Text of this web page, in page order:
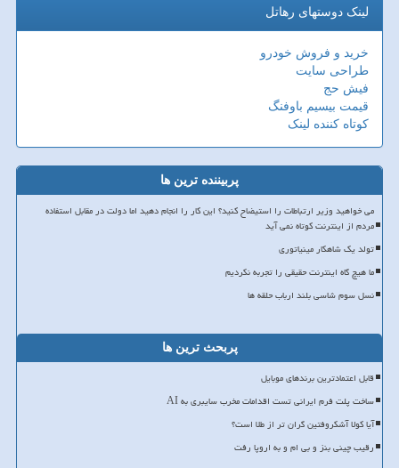
لینک دوستهای رهاتل
خرید و فروش خودرو
طراحی سایت
فیش حج
قیمت بیسیم باوفنگ
کوتاه کننده لینک
پربیننده ترین ها
می خواهید وزیر ارتباطات را استیضاح کنید؟ این کار را انجام دهید اما دولت در مقابل استفاده
مردم از اینترنت کوتاه نمی آید
تولد یک شاهکار مینیاتوری
ما هیچ گاه اینترنت حقیقی را تجربه نکردیم
نسل سوم شاسی بلند ارباب حلقه ها
پربحث ترین ها
قابل اعتمادترین برندهای موبایل
ساخت پلت فرم ایرانی تست اقدامات مخرب سایبری به AI
آیا کولا آشکروفتین گران تر از طلا است؟
رقیب چینی بنز و بی ام و به اروپا رفت